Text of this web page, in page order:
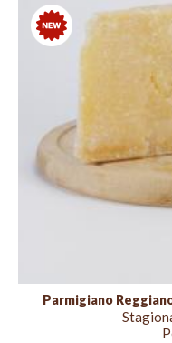
mesi
Nuovo
Parmigiano